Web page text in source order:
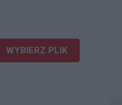
WYBIERZ PLIK